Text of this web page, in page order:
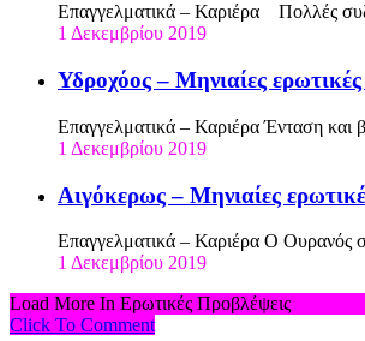
Επαγγελματικά – Καριέρα Πολλές
1 Δεκεμβρίου 2019
Υδροχόος – Μηνιαίες
Επαγγελματικά – Καριέρα Ένταση και
1 Δεκεμβρίου 2019
Αιγόκερως – Μηνιαίες
Επαγγελματικά – Καριέρα Ο Ουρανός
1 Δεκεμβρίου 2019
Load More In Ερωτικές Προβλέψεις
Click To Comment